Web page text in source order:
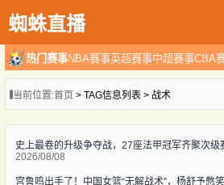
蜘蛛直播
热门赛事NBA赛事英超赛事中超赛事CBA
当前位置:首页 > TAG信息列表 > 战术
史上最卷的升级争夺战，27座法甲冠军齐聚次级
2026/08/08
宫鲁鸣出手了！中国女篮“无解战术”，杨舒予憋